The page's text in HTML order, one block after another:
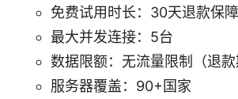
免费试用时长：30天退款保障
最大并发连接：5台
数据限额：无流量限制（退款
服务器覆盖：90+国家